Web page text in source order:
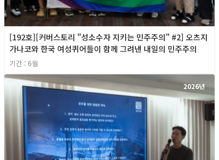
[192호][커버스토리 "성소수자 지키는 민주주의" #2] 오츠지
가나코와 한국 여성퀴어들이 함께 그려낸 내일의 민주주의
기간 : 6월
2026년